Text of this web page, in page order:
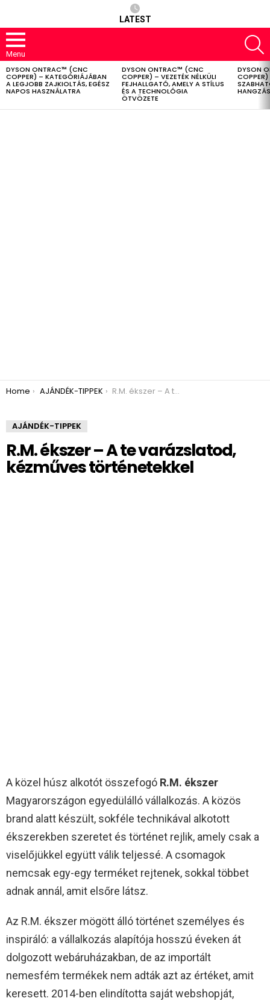
LATEST
Menu
LATEST
STORIES
DYSON ONTRAC™ (CNC
COPPER) – KATEGÓRIÁJÁBAN
A LEGJOBB ZAJKIOLTÁS, EGÉSZ
NAPOS HASZNÁLATRA
DYSON ONTRAC™ (CNC
COPPER) – VEZETÉK NÉLKÜLI
FEJHALLGATÓ, AMELY A STÍLUS
ÉS A TECHNOLÓGIA
ÖTVÖZETE
DYSON
COPPER)
You are here:
Home AJÁNDÉK-TIPPEK R.M. ékszer – A te varázslatod, kézműves történetekkel
AJÁNDÉK-TIPPEK
R.M. ékszer – A te varázslatod,
kézműves történetekkel
A közel húsz alkotót összefogó R.M. ékszer
Magyarországon egyedülálló vállalkozás. A közös
brand alatt készült, sokféle technikával alkotott
ékszerekben szeretet és történet rejlik, amely csak a
viselőjükkel együtt válik teljessé. A csomagok
nemcsak egy-egy terméket rejtenek, sokkal többet
adnak annál, amit elsőre látsz.
Az R.M. ékszer mögött álló történet személyes és
inspiráló: a vállalkozás alapítója hosszú éveken át
dolgozott webáruházakban, de az importált
nemesfém termékek nem adták azt az értéket, amit
keresett. 2014-ben elindította saját webshopját,